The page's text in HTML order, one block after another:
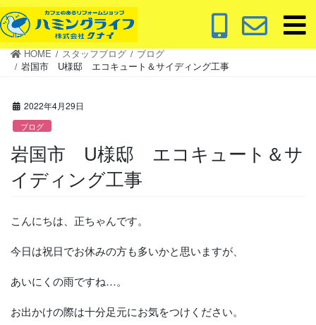
コ
ン
テ
ナ
ビ
ゲ
HOME スタッフブログ
ブログ
岩国市 U様邸 エコキュート＆サイディング工事
2022年4月29日
ブログ
岩国市 U様邸 エコキュート＆サ
イディング工事
こんにちは、正ちゃんです。
今日は祝日でお休みの方も多いかと思いますが、
あいにくの雨ですね…。
お出かけの際は十分足元にお気をつけください。